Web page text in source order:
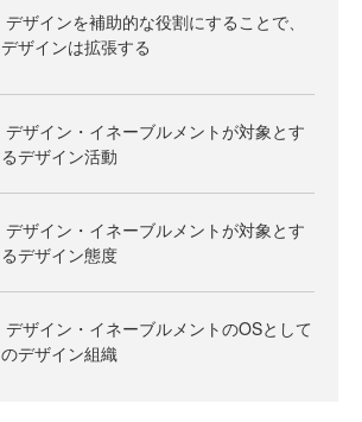
デザインを補助的な役割にすることで、
デザインは拡張する
デザイン・イネーブルメントが対象とす
るデザイン活動
デザイン・イネーブルメントが対象とす
るデザイン態度
デザイン・イネーブルメントのOSとして
のデザイン組織